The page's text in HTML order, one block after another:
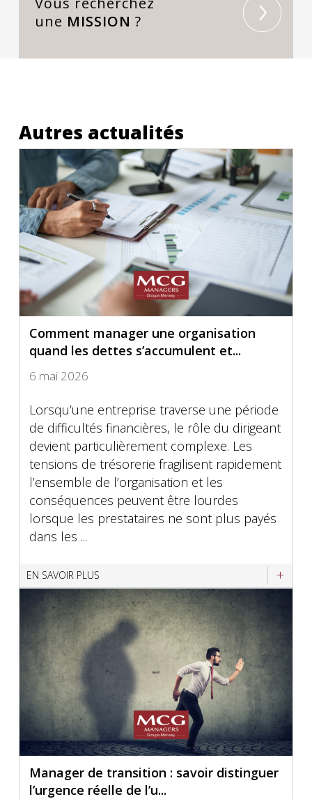
une MISSION ?
Autres actualités
Comment manager une organisation
quand les dettes s’accumulent et...
6 mai 2026
Lorsqu’une entreprise traverse une période
de difficultés financières, le rôle du dirigeant
devient particulièrement complexe. Les
tensions de trésorerie fragilisent rapidement
l’ensemble de l’organisation et les
conséquences peuvent être lourdes
lorsque les prestataires ne sont plus payés
dans les ...
EN SAVOIR PLUS
Manager de transition : savoir distinguer
l’urgence réelle de l’u...